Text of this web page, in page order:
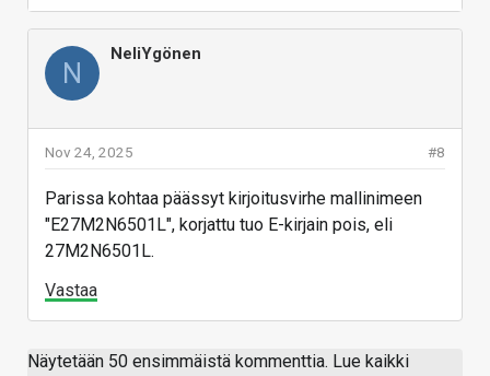
vanhan sukupolven, missä huono tekstin
Vastaa
N
NeliYgönen
#8
Nov 24, 2025
Parissa kohtaa päässyt kirjoitusvirhe mallinimeen
"E27M2N6501L", korjattu tuo E-kirjain pois, eli
27M2N6501L.
Vastaa
Näytetään 50 ensimmäistä kommenttia. Lue kaikki